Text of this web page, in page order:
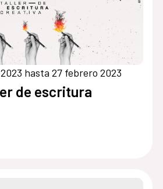
hasta 27 febrero 2023
de escritura